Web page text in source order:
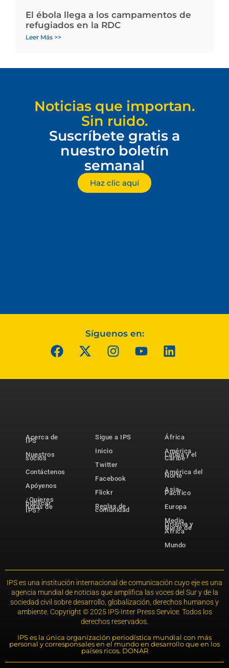
El ébola llega a los campamentos de
refugiados en la RDC
Leer Más >>
Noticias que importan.
Sin ruido.
Suscríbete gratis a
nuestro boletín
semanal
Haz clic aquí
Síguenos en:
Acerca de
IPS
Nuestros
socios
Contáctenos
Apóyenos
¿Quieres
publicar
notas de
IPS?
Sigue a IPS
Inicio
Twitter
Facebook
Flickr
Reglas de
comunidad
África
América
Latina y el
Caribe
América del
Norte
Asia-
Pacífico
Europa
Medio
Oriente y
Norte de
África
Mundo
IPS es una institución internacional de comunicación cuyo eje es una
agencia mundial de noticias que amplifica las voces del Sur y de la
sociedad civil sobre desarrollo, globalización, derechos humanos y
ambiente. Copyright © 2025 IPS-Inter Press Service. Todos los
derechos reservados.
IPS es la única organización periodística mundial con más
personal y corresponsales en el mundo en desarrollo que en los
países ricos. DONAR